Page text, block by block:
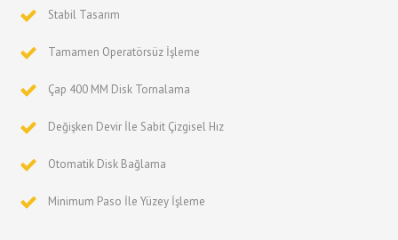
Stabil Tasarım
Tamamen Operatörsüz İşleme
Çap 400 MM Disk Tornalama
Değişken Devir İle Sabit Çizgisel Hız
Otomatik Disk Bağlama
Minimum Paso İle Yüzey İşleme